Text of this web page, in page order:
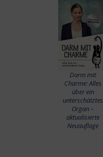
Darm mit
Charme: Alles
über ein
unterschätztes
Organ –
aktualisierte
Neuauflage